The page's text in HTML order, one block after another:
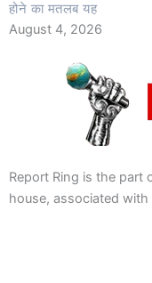
होने का मतलब यह
August 4, 2026
Report Ring is the part
house, associated